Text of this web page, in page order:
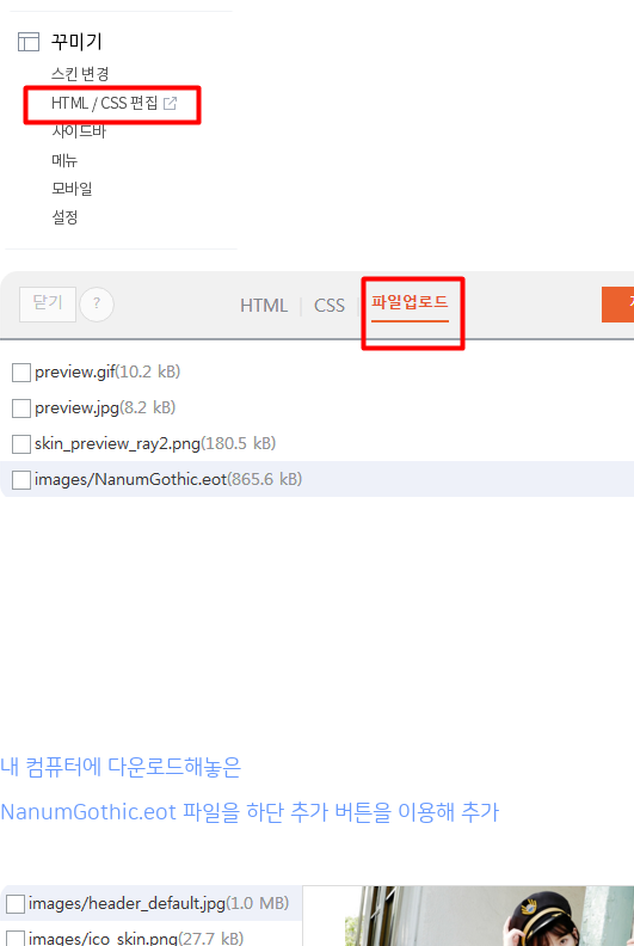
내 컴퓨터에 다운로드해놓은
NanumGothic.eot 파일을 하단 추가 버튼을 이용해 추가